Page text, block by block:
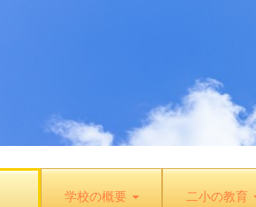
学校の概要 二小の教育